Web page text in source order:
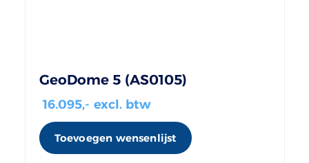
GeoDome 5 (AS0105)
16.095,- excl. btw
Toevoegen wensenlijst